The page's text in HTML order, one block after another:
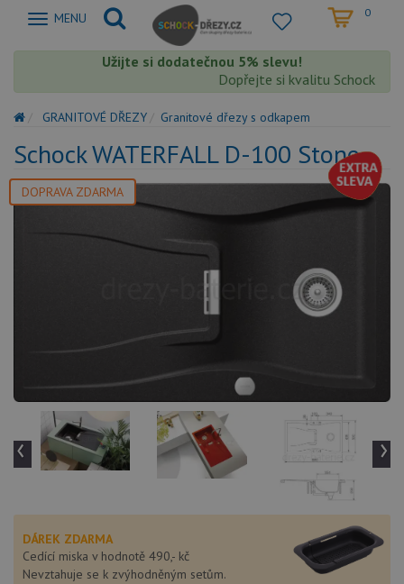
Zobrazit
MENU 0
Užijte si dodatečnou 5% slevu!
Dopřejte si kvalitu Schock s
GRANITOVÉ DŘEZY Granitové dřezy s odkapem
Schock WATERFALL D-100 Stone
DOPRAVA ZDARMA
‹ ›
DÁREK ZDARMA
Cedící miska v hodnotě 490,- kč
Nevztahuje se k zvýhodněným setům.